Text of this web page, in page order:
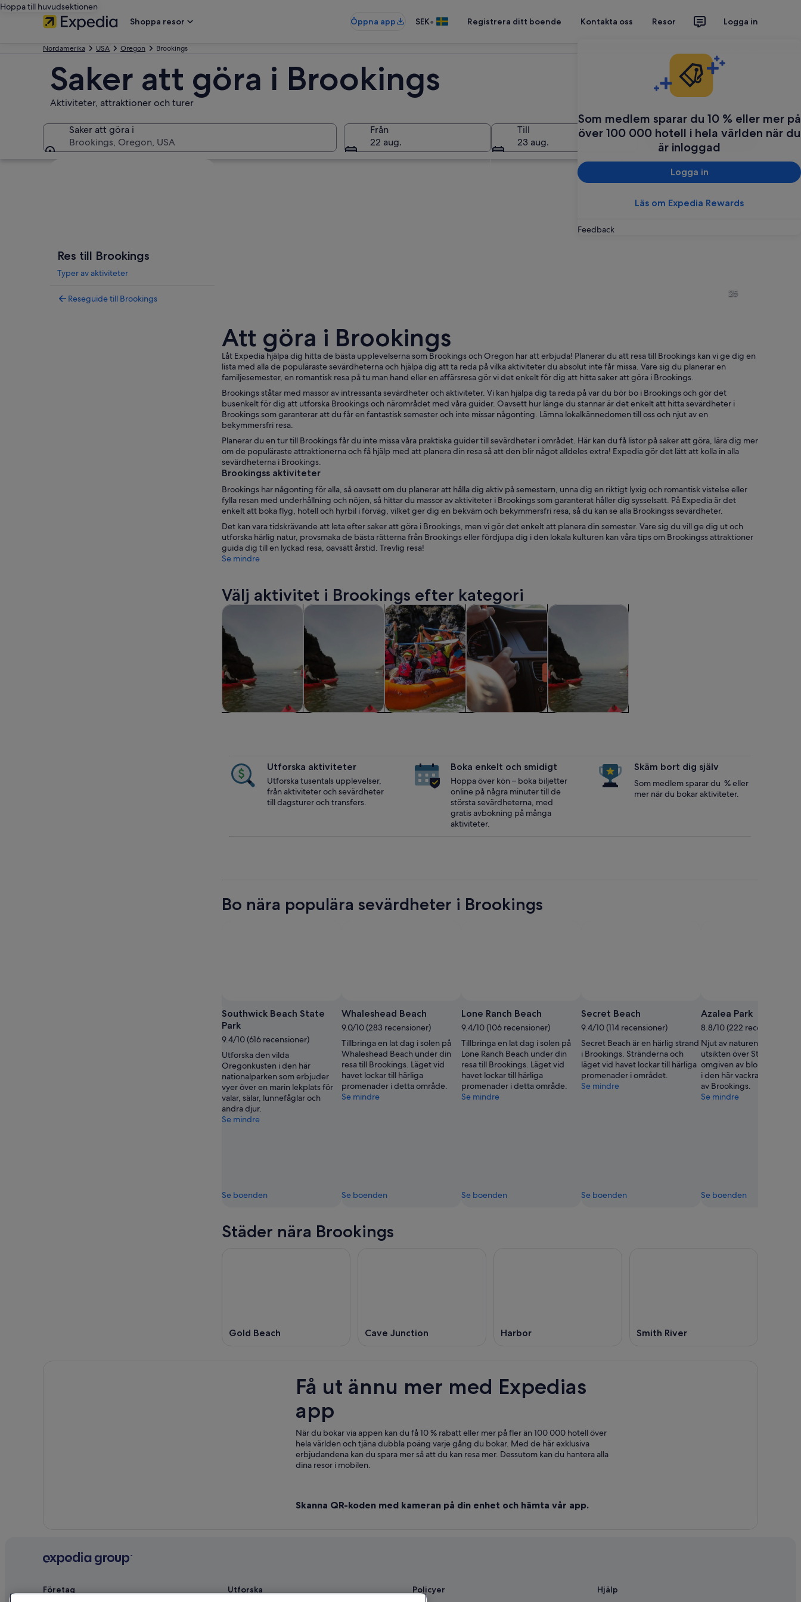
Hoppa till huvudsektionen
Shoppa resor
Öppna app SEK• Registrera ditt boende Kontakta oss Resor Logga in
Som medlem sparar du 10 % eller mer på
över 100 000 hotell i hela världen när du
är inloggad
Logga in
Läs om Expedia Rewards
Feedback
Nordamerika USA Oregon Brookings
Saker att göra i Brookings
Aktiviteter, attraktioner och turer
Saker att göra i
Brookings, Oregon, USA
Från
22 aug.
Till
23 aug.
Sök
Res till Brookings
Typer av aktiviteter
Reseguide till Brookings
Ett kustlandskap med markanta klippformationer och en strand.
Ett kustlandskap med vågor som bryter mot stranden, klippiga
Samlingar av rosa blommor
25
Att göra i Brookings
Låt Expedia hjälpa dig hitta de bästa upplevelserna som Brookings och Oregon har att erbjuda! Planerar du att resa till Brookings kan vi ge dig en
lista med alla de populäraste sevärdheterna och hjälpa dig att ta reda på vilka aktiviteter du absolut inte får missa. Vare sig du planerar en
familjesemester, en romantisk resa på tu man hand eller en affärsresa gör vi det enkelt för dig att hitta saker att göra i Brookings.
Brookings ståtar med massor av intressanta sevärdheter och aktiviteter. Vi kan hjälpa dig ta reda på var du bör bo i Brookings och gör det
busenkelt för dig att utforska Brookings och närområdet med våra guider. Oavsett hur länge du stannar är det enkelt att hitta sevärdheter i
Brookings som garanterar att du får en fantastisk semester och inte missar någonting. Lämna lokalkännedomen till oss och njut av en
bekymmersfri resa.
Planerar du en tur till Brookings får du inte missa våra praktiska guider till sevärdheter i området. Här kan du få listor på saker att göra, lära dig mer
om de populäraste attraktionerna och få hjälp med att planera din resa så att den blir något alldeles extra! Expedia gör det lätt att kolla in alla
sevärdheterna i Brookings.
Brookingss aktiviteter
Brookings har någonting för alla, så oavsett om du planerar att hålla dig aktiv på semestern, unna dig en riktigt lyxig och romantisk vistelse eller
fylla resan med underhållning och nöjen, så hittar du massor av aktiviteter i Brookings som garanterat håller dig sysselsatt. På Expedia är det
enkelt att boka flyg, hotell och hyrbil i förväg, vilket ger dig en bekväm och bekymmersfri resa, så du kan se alla Brookingss sevärdheter.
Det kan vara tidskrävande att leta efter saker att göra i Brookings, men vi gör det enkelt att planera din semester. Vare sig du vill ge dig ut och
utforska härlig natur, provsmaka de bästa rätterna från Brookings eller fördjupa dig i den lokala kulturen kan våra tips om Brookingss attraktioner
guida dig till en lyckad resa, oavsätt årstid. Trevlig resa!
Se mindre
Välj aktivitet i Brookings efter kategori
Turer och dagsutflykter Öppnas i ny flik
Vattenaktiviteter Öppnas i ny flik
Kryssningar och båtturerÖppnas i ny flik
Privata och skräddarsydda turer Öppnas i ny flik
Djur och natur Öppnas i ny flik
Utforska aktiviteter
Utforska tusentals upplevelser,
från aktiviteter och sevärdheter
till dagsturer och transfers.
Boka enkelt och smidigt
Hoppa över kön – boka biljetter
online på några minuter till de
största sevärdheterna, med
gratis avbokning på många
aktiviteter.
Skäm bort dig själv
Som medlem sparar du % eller
mer när du bokar aktiviteter.
Bo nära populära sevärdheter i Brookings
Southwick Beach State
Park
9.4/10 (616 recensioner)
Utforska den vilda
Oregonkusten i den här
nationalparken som erbjuder
vyer över en marin lekplats för
valar, sälar, lunnefåglar och
andra djur.
Se mindre
Se boenden
Whaleshead Beach
9.0/10 (283 recensioner)
Tillbringa en lat dag i solen på
Whaleshead Beach under din
resa till Brookings. Läget vid
havet lockar till härliga
promenader i detta område.
Se mindre
Se boenden
Lone Ranch Beach
9.4/10 (106 recensioner)
Tillbringa en lat dag i solen på
Lone Ranch Beach under din
resa till Brookings. Läget vid
havet lockar till härliga
promenader i detta område.
Se mindre
Se boenden
Secret Beach
9.4/10 (114 recensioner)
Secret Beach är en härlig strand
i Brookings. Stränderna och
läget vid havet lockar till härliga
promenader i området.
Se mindre
Se boenden
Azalea Park
8.8/10 (222 recensioner)
Njut av naturen och den
utsikten över Stilla havet
omgiven av blommande
i den här vackra parken i
av Brookings.
Se mindre
Se boenden
Städer nära Brookings
Gold Beach Cave Junction Harbor Smith River
Få ut ännu mer med Expedias
app
När du bokar via appen kan du få 10 % rabatt eller mer på fler än 100 000 hotell över
hela världen och tjäna dubbla poäng varje gång du bokar. Med de här exklusiva
erbjudandena kan du spara mer så att du kan resa mer. Dessutom kan du hantera alla
dina resor i mobilen.
Skanna QR-koden med kameran på din enhet och hämta vår app.
Företag Utforska Policyer Hjälp